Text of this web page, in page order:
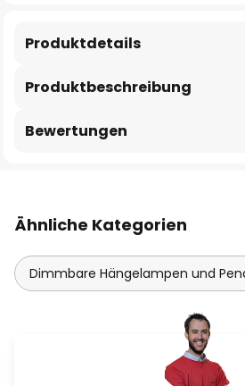
Produktbeschreibung
Produktdetails
Bewertungen
Ähnliche Kategorien
Dimmbare Hängelampen und